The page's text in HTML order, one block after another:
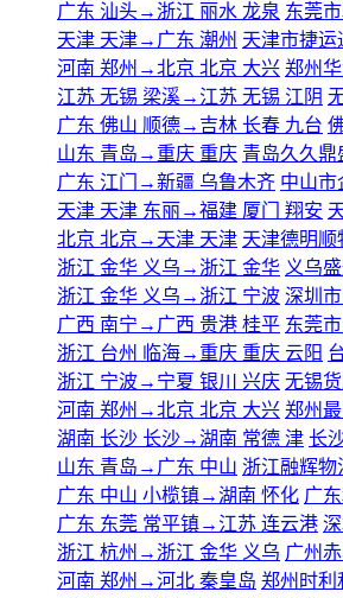
广东 汕头→ 浙江 丽水 龙泉 东莞
天津 天津→ 广东 潮州 天津市捷运
河南 郑州 →北京 北京 大兴 郑州
江苏 无锡 梁溪→ 江苏 无锡 江阴
广东 佛山 顺德→ 吉林 长春 九台
山东 青岛 → 重庆 重庆 青岛久久鼎
广东 江门
→新疆 乌鲁木齐 中山市
天津 天津 东丽 →福建 厦门 翔安
北京 北京 → 天津 天津 天津德明顺
浙江 金华 义乌 → 浙江 金华 义乌
浙江 金华 义乌 → 浙江 宁波 深圳
广西 南宁 → 广西 贵港 桂平 东莞
浙江 台州 临海→ 重庆 重庆 云阳
浙江 宁波→ 宁夏 银川 兴庆 无锡
河南 郑州 →北京 北京 大兴 郑州
湖南 长沙 长沙→湖南 常德 津 长
山东 青岛 → 广东 中山 浙江融辉物
广东 中山 小榄镇→湖南 怀化 广
广东 东莞 常平镇→ 江苏 连云港
浙江 杭州 → 浙江 金华 义乌 广州
河南 郑州 →河北 秦皇岛 郑州时利